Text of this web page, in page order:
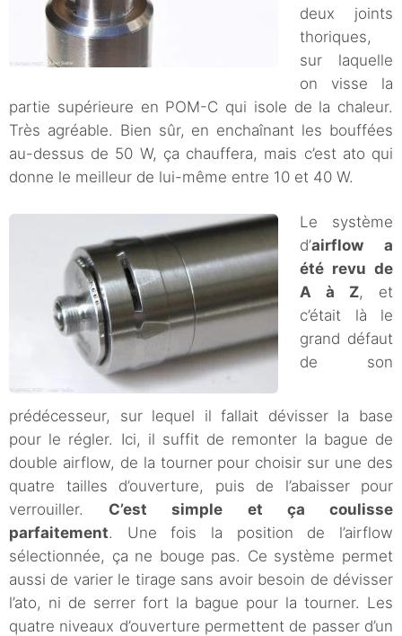
deux joints
thoriques,
sur laquelle
on visse la
partie supérieure en POM-C qui isole de la chaleur.
Très agréable. Bien sûr, en enchaînant les bouffées
au-dessus de 50 W, ça chauffera, mais c’est ato qui
donne le meilleur de lui-même entre 10 et 40 W.
Le système
d’airflow a
été revu de
A à Z, et
c’était là le
grand défaut
de son
prédécesseur, sur lequel il fallait dévisser la base
pour le régler. Ici, il suffit de remonter la bague de
double airflow, de la tourner pour choisir sur une des
quatre tailles d’ouverture, puis de l’abaisser pour
verrouiller. C’est simple et ça coulisse
parfaitement. Une fois la position de l’airflow
sélectionnée, ça ne bouge pas. Ce système permet
aussi de varier le tirage sans avoir besoin de dévisser
l’ato, ni de serrer fort la bague pour la tourner. Les
quatre niveaux d’ouverture permettent de passer d’un